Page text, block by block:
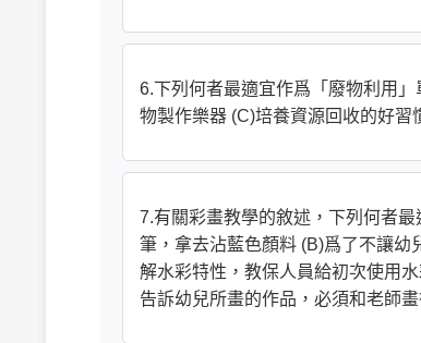
6.下列何者最適宜作爲「廢物利用
物製作樂器 (C)培養資源回收的好習
7.有關彩畫教學的敘述，下列何者
筆，拿去沾藍色顏料 (B)爲了不讓幼
解水彩特性，教保人員給初次使用
告訴幼兒所畫的作品，必須和老師